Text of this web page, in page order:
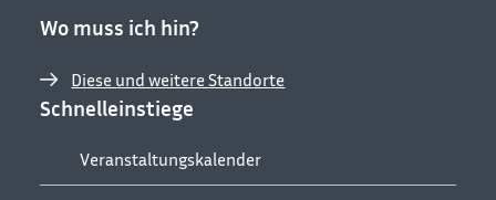
Wo muss ich hin?
Diese und weitere Standorte
Schnelleinstiege
Veranstaltungskalender